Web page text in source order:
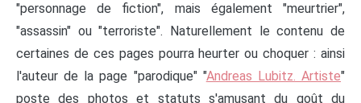
"personnage de fiction", mais également "meurtrier",
"assassin" ou "terroriste". Naturellement le contenu de
certaines de ces pages pourra heurter ou choquer : ainsi
l'auteur de la page "parodique" "Andreas Lubitz. Artiste"
poste des photos et statuts s'amusant du goût du